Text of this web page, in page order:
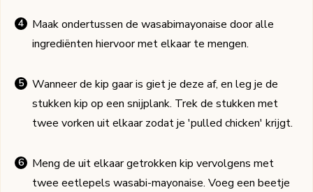
Maak ondertussen de wasabimayonaise door alle
ingrediënten hiervoor met elkaar te mengen.
Wanneer de kip gaar is giet je deze af, en leg je de
stukken kip op een snijplank. Trek de stukken met
twee vorken uit elkaar zodat je 'pulled chicken' krijgt.
Meng de uit elkaar getrokken kip vervolgens met
twee eetlepels wasabi-mayonaise. Voeg een beetje